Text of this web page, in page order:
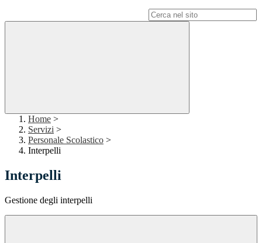
Home >
Servizi >
Personale Scolastico >
Interpelli
Interpelli
Gestione degli interpelli